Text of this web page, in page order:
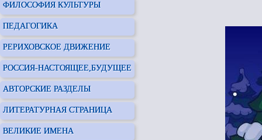
ФИЛОСОФИЯ КУЛЬТУРЫ
ПЕДАГОГИКА
РЕРИХОВСКОЕ ДВИЖЕНИЕ
РОССИЯ-НАСТОЯЩЕЕ,БУДУЩЕЕ
АВТОРСКИЕ РАЗДЕЛЫ
ЛИТЕРАТУРНАЯ СТРАНИЦА
ВЕЛИКИЕ ИМЕНА